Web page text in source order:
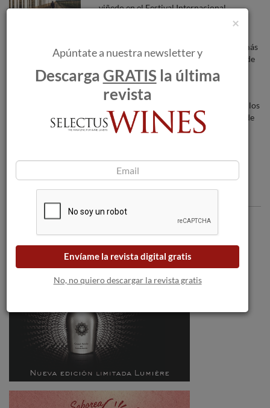
viñedo en el Festival Internacional
Valdeorras es la denominación gallega más
premiada en el Concurso Internacional de
Vinos VinDuero-VinDouro
Louis Roederer reina en la VI Edición de los
‘Oscars del champagne’ con 9 Medallas de
Oro.
Comentarios
×
Apúntate a nuestra newsletter y
DescargaGRATIS la última
revista
Envíame la revista digital gratis
No, no quiero descargar la revista gratis